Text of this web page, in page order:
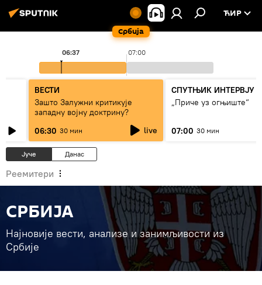
Србија
ЋИР
07:00
06:37
ВЕСТИ
Зашто Залужни критикује
западну војну доктрину?
06:30 30 мин live
СПУТЊИК ИНТЕРВЈУ
„Приче уз огњиште“
07:00 30 мин
Јуче Данас
Реемитери
СРБИЈА
Најновије вести, анализе и занимљивости из
Србије